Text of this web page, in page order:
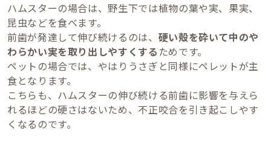
ハムスターの場合は、野生下では植物の葉や実、果実、
昆虫などを食べます。
前歯が発達して伸び続けるのは、 硬い殻を砕いて中のや
わらかい実を取り出しやすくする ためです。
ペットの場合では、やはりうさぎと同様にペレットが主
食となります。
こちらも、ハムスターの伸び続ける前歯に影響を与えら
れるほどの硬さはないため、不正咬合を引き起こしやす
くなるのです。